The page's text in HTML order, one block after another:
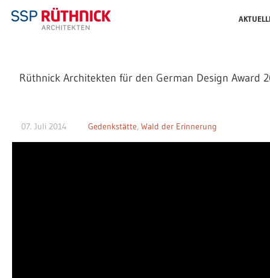
Rüthnick Architekten für den German Design Award
07. Juli 2014 Gedenkstätte, Wald der Erinnerung